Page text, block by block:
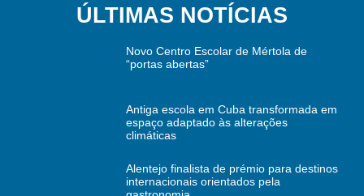
ÚLTIMAS NOTÍCIAS
Novo Centro Escolar de Mértola de
“portas abertas”
Antiga escola em Cuba transformada em
espaço adaptado às alterações
climáticas
Alentejo finalista de prémio para destinos
internacionais orientados pela